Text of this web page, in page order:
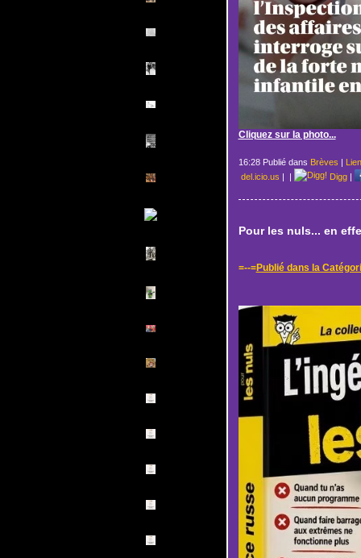
Cliquez sur la photo...
16:28 Publié dans Brèves
del.icio.us
Digg|
Pour les nuls... en
=--=Publié dans la